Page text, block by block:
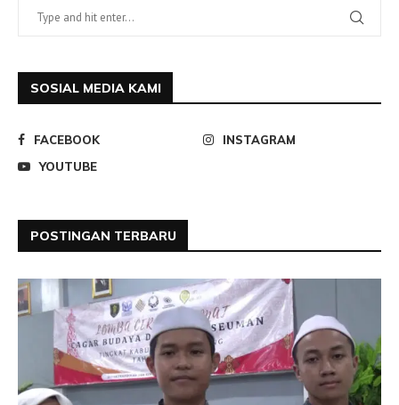
SOSIAL MEDIA KAMI
FACEBOOK
INSTAGRAM
YOUTUBE
POSTINGAN TERBARU